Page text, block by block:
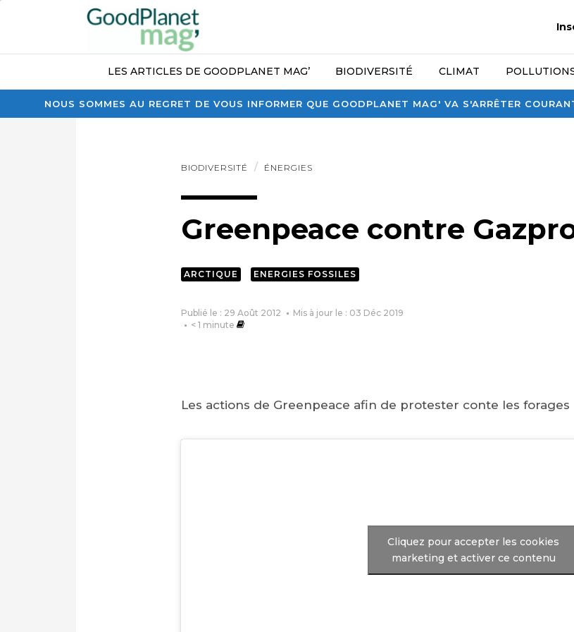
NOUS SOMMES AU REGRET DE VOUS INFORMER QUE GOODPLANET MAG' VA S'ARRÊTER
LES ARTICLES DE GOODPLANET MAG’ BIODIVERSITÉ CLIMAT
BIODIVERSITÉ ÉNERGIES
Greenpeace contre
ARCTIQUE ENERGIES FOSSILES
Publié le : 29 Août 2012
Mis à jour le : 03 Déc 2019
< 1 minute
Les actions de Greenpeace afin de protester conte les
Cliquez pour accepter les cookies
marketing et activer ce contenu